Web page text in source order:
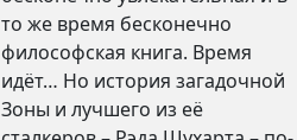
то же время бесконечно
философская книга. Время
идёт… Но история загадочной
Зоны и лучшего из её